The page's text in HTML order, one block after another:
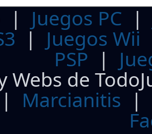
| Juegos PC
| Juegos Wii
PSP |
Webs de
Marcianitis |